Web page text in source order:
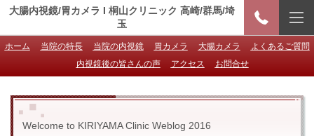
大腸内視鏡/胃カメラ I 桐山クリニック 高崎/群馬/埼
玉
ホーム 当院の特長 当院の内視鏡 胃カメラ 大腸カメラ
よくあるご質問
内視鏡後の皆さんの声
アクセス お問合せ
Welcome to KIRIYAMA Clinic Weblog 2016